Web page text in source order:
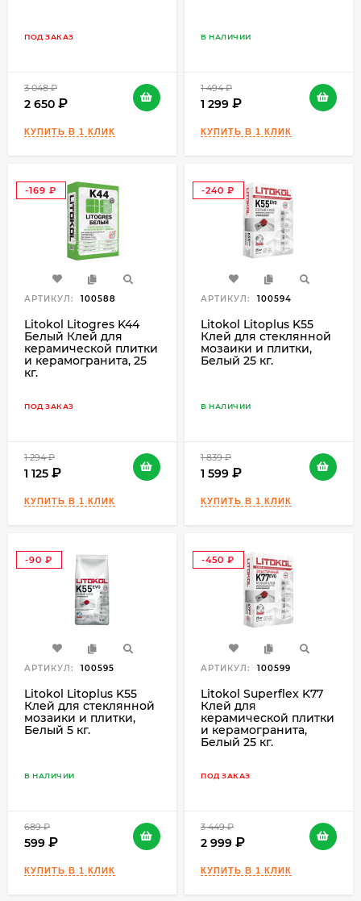
ПОД ЗАКАЗ
3 048
2 650
В НАЛИЧИИ
1 494
1 299
-169
АРТИКУЛ: 100588
Litokol Litogres K44
Белый Клей для
керамической плитки
и керамогранита, 25
кг.
ПОД ЗАКАЗ
1 294
1 125
-240
АРТИКУЛ: 100594
Litokol Litoplus K55
Клей для стеклянной
мозаики и плитки,
Белый 25 кг.
В НАЛИЧИИ
1 839
1 599
-90
АРТИКУЛ: 100595
Litokol Litoplus K55
Клей для стеклянной
мозаики и плитки,
Белый 5 кг.
В НАЛИЧИИ
689
599
-450
АРТИКУЛ: 100599
Litokol Superflex K77
Клей для
керамической плитки
и керамогранита,
Белый 25 кг.
ПОД ЗАКАЗ
3 449
2 999